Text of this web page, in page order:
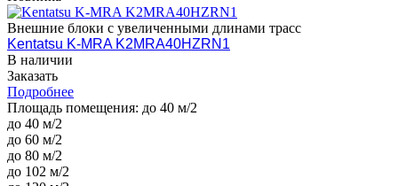
Внешние блоки с увеличенными длинами трасс
Kentatsu K-MRA K2MRA40HZRN1
В наличии
Заказать
Подробнее
Площадь помещения: до 40 м/2
до 40 м/2
до 60 м/2
до 80 м/2
до 102 м/2